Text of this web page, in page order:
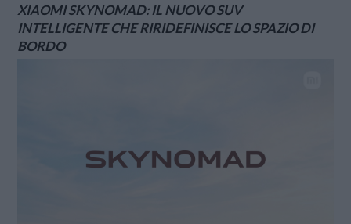
XIAOMI SKYNOMAD: IL NUOVO SUV
INTELLIGENTE CHE RIRIDEFINISCE LO SPAZIO DI
BORDO